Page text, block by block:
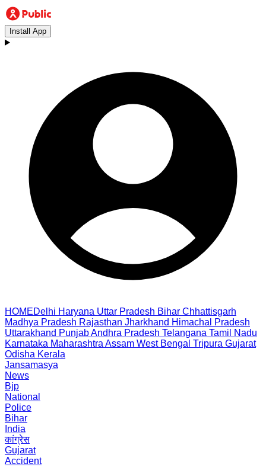
Install App
HOMEDelhi Haryana Uttar Pradesh Bihar Chhattisgarh
Madhya Pradesh Rajasthan Jharkhand Himachal Pradesh
Uttarakhand PunjabAndhra Pradesh Telangana Tamil Nadu
Karnataka Maharashtra Assam West Bengal Tripura Gujarat
Odisha Kerala
Jansamasya
News
Bjp
National
Police
Bihar
India
कांग्रेस
Gujarat
Accident